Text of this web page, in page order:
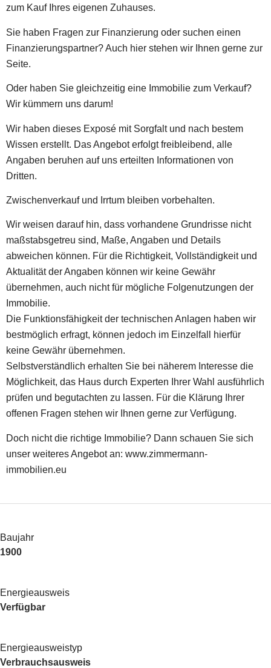
zum Kauf Ihres eigenen Zuhauses.
Sie haben Fragen zur Finanzierung oder suchen einen
Finanzierungspartner? Auch hier stehen wir Ihnen gerne zur
Seite.
Oder haben Sie gleichzeitig eine Immobilie zum Verkauf?
Wir kümmern uns darum!
Wir haben dieses Exposé mit Sorgfalt und nach bestem
Wissen erstellt. Das Angebot erfolgt freibleibend, alle
Angaben beruhen auf uns erteilten Informationen von
Dritten.
Zwischenverkauf und Irrtum bleiben vorbehalten.
Wir weisen darauf hin, dass vorhandene Grundrisse nicht
maßstabsgetreu sind, Maße, Angaben und Details
abweichen können. Für die Richtigkeit, Vollständigkeit und
Aktualität der Angaben können wir keine Gewähr
übernehmen, auch nicht für mögliche Folgenutzungen der
Immobilie.
Die Funktionsfähigkeit der technischen Anlagen haben wir
bestmöglich erfragt, können jedoch im Einzelfall hierfür
keine Gewähr übernehmen.
Selbstverständlich erhalten Sie bei näherem Interesse die
Möglichkeit, das Haus durch Experten Ihrer Wahl ausführlich
prüfen und begutachten zu lassen. Für die Klärung Ihrer
offenen Fragen stehen wir Ihnen gerne zur Verfügung.
Doch nicht die richtige Immobilie? Dann schauen Sie sich
unser weiteres Angebot an: www.zimmermann-
immobilien.eu
Baujahr
1900
Energieausweis
Verfügbar
Energie­ausweistyp
Verbrauchsausweis